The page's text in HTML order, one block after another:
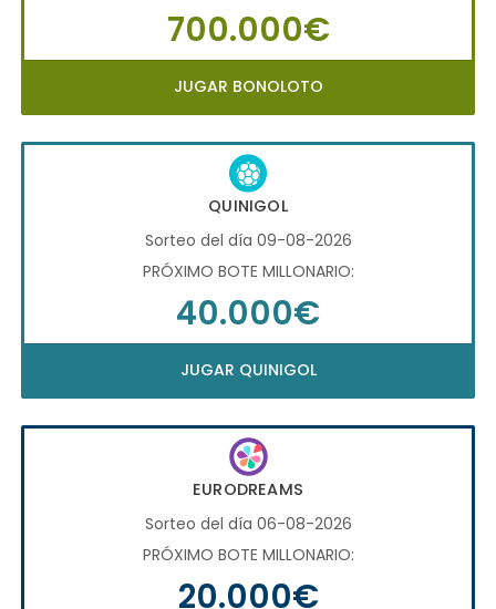
700.000€
JUGAR BONOLOTO
QUINIGOL
Sorteo del día 09-08-2026
PRÓXIMO BOTE MILLONARIO:
40.000€
JUGAR QUINIGOL
EURODREAMS
Sorteo del día 06-08-2026
PRÓXIMO BOTE MILLONARIO:
20.000€